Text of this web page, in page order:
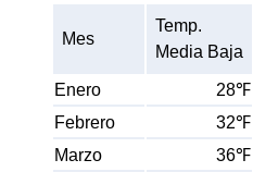
Mes
Temp.
Media Baja
Enero 28℉
Febrero
32℉
Marzo
36℉